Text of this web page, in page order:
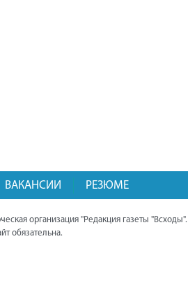
ВАКАНСИИ РЕЗЮМЕ
организация "Редакция газеты
обязательна.